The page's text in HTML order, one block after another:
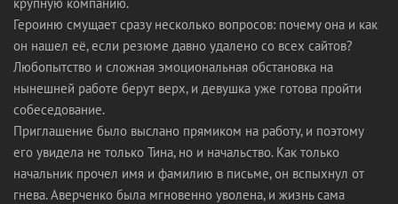
Героиню смущает сразу несколько вопросов: почему она и как
он нашел её, если резюме давно удалено со всех сайтов?
Любопытство и сложная эмоциональная обстановка на
нынешней работе берут верх, и девушка уже готова пройти
собеседование.
Приглашение было выслано прямиком на работу, и поэтому
его увидела не только Тина, но и начальство. Как только
начальник прочел имя и фамилию в письме, он вспыхнул от
гнева. Аверченко была мгновенно уволена, и жизнь сама